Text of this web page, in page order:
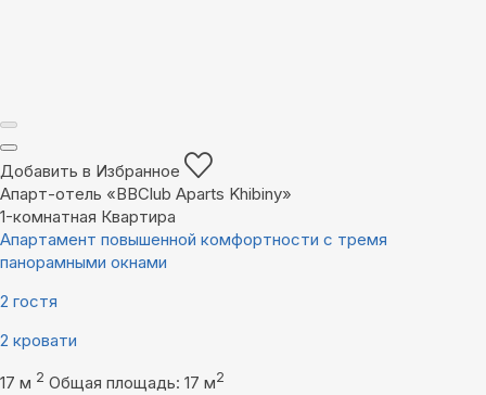
Добавить в Избранное
Апарт-отель «BBClub Aparts Khibiny»
1-комнатная Квартира
Апартамент повышенной комфортности с тремя
панорамными окнами
2 гостя
2 кровати
17 м 2 Общая площадь: 17 м2